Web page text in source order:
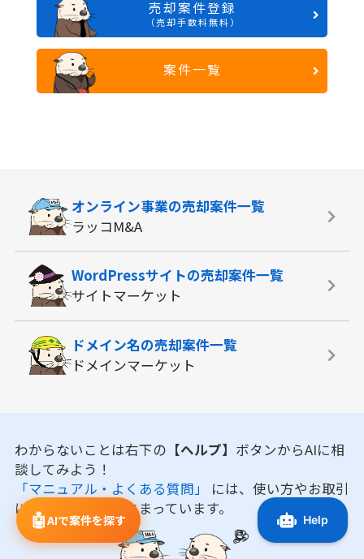
売却案件登録
（売却手数料無料）
案件一覧
🤖AIで案件を探す
オンライン事業の売却案件一覧
ラッコM&A
WordPressサイトの売却案件一覧
サイトマーケット
ドメイン名の売却案件一覧
ドメインマーケット
わからないことは右下の 【ヘルプ】 ボタンからAIに相
談してみよう！
「マニュアル・よくある質問」 には、使い方やお取引
に役立つ情報がまとまっています。